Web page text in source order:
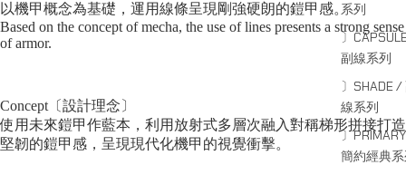
系列
〕
副線系列
〕SHADE /
線系列
〕
簡約經典
以機甲概念為基礎，運用線條呈現剛強硬朗的鎧甲感。
Based on the concept of mecha, the use of lines presents a strong sense
of armor.
Concept〔設計理念〕
使用未來鎧甲作藍本，利用放射式多層次融入對稱梯形拼接打造
堅韌的鎧甲感，呈現現代化機甲的視覺衝擊。